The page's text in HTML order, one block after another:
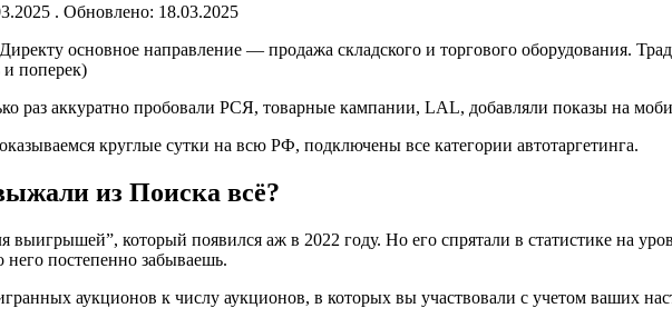
. Обновлено: 18.03.2025
основное направление — продажа складского и торгового оборудования.
и поперек)
раз аккуратно пробовали РСЯ, товарные кампании, LAL, добавляли показы на
круглые сутки на всю РФ, подключены все категории автотаргетинга.
из Поиска всё?
выигрышей”, который появился аж в 2022 году. Но его спрятали в статистике на
постепенно забываешь.
аукционов к числу аукционов, в которых вы участвовали с учетом ваших